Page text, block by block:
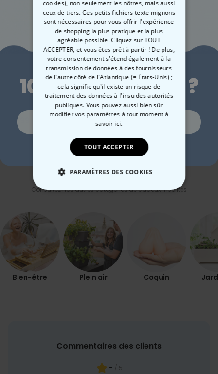
Cravate personnalisée
24,99 €
Chaussettes
personnalisées visage
19,99 €
Consultez nos autres catégories de cadeux insolites
Bien-être Plein air Coquin
Commentaires des clients
- / 5
cookies), non seulement les nôtres, mais aussi
ceux de tiers. Ces petits fichiers texte mignons
sont nécessaires pour vous offrir l'expérience
de shopping la plus pratique et la plus
agréable possible. Cliquez sur TOUT
ACCEPTER, et vous êtes prêt à partir ! De plus,
votre consentement s'étend également à la
transmission de données à des fournisseurs
de l'autre côté de l'Atlantique (= États-Unis) ;
cela signifie qu'il existe un risque de
traitement des données à l'insu des autorités
publiques. Vous pouvez aussi bien sûr
modifier vos paramètres à tout momentà
savoir ici.
TOUT ACCEPTER
PARAMÈTRES DES COOKIES
STRICTEMENT NÉCESSAIRE
PERFORMANCE
COMMERCIALISATION
NON CLASSÉ
Envie de
10 % de réduction ?
Oui, volontiers !
Non merci, je n'aime pas les réductions